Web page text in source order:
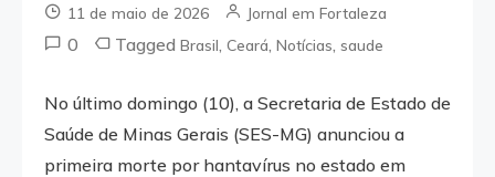
11 de maio de 2026 Jornal em Fortaleza
0 Tagged Brasil Ceará Notícias saude
No último domingo (10), a Secretaria de Estado de
Saúde de Minas Gerais (SES-MG) anunciou a
primeira morte por hantavírus no estado em